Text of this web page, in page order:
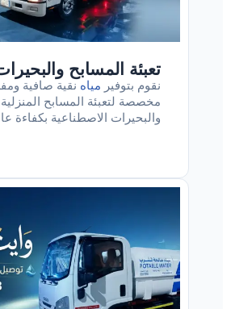
تعبئة المسابح
نقوم بتوفير مياه نقية صافية
مخصصة لتعبئة المسابح المنزلية
والبحيرات الاصطناعية بكفاءة